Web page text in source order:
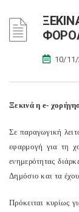
10/
Ξεκινά η e-
Σε παραγωγική
εφαρμογή για τη
ενημερότητας
Δημόσιο και τα
Πρόκειται κυρίως